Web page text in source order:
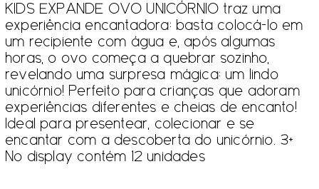
KIDS EXPANDE OVO UNICÓRNIO traz uma
experiência encantadora: basta colocá-lo em
um recipiente com água e, após algumas
horas, o ovo começa a quebrar sozinho,
revelando uma surpresa mágica: um lindo
unicórnio! Perfeito para crianças que adoram
experiências diferentes e cheias de encanto!
Ideal para presentear, colecionar e se
encantar com a descoberta do unicórnio. 3+
No display contém 12 unidades